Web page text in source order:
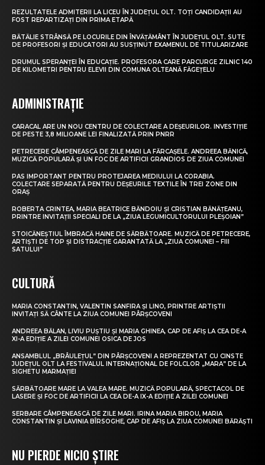
REZULTATELE ADMITERII LA LICEU ÎN JUDEȚUL OLT. TOȚI CANDIDAȚII AU
FOST REPARTIZAȚI DIN PRIMA ETAPĂ
BĂTĂLIE STRÂNSĂ PE LOCURILE DIN ÎNVĂȚĂMÂNT ÎN JUDEȚUL OLT. SUTE
DE PROFESORI ȘI EDUCATORI AU SUSȚINUT EXAMENUL DE TITULARIZARE
DRUMUL SPERANȚEI ÎN EDUCAȚIE. PROFESORA CARE PARCURGE ZILNIC 140
DE KILOMETRI PENTRU ELEVII DIN COMUNA OLTEANĂ FĂGEȚELU
ADMINISTRAȚIE
CARACAL ARE UN NOU CENTRU DE COLECTARE A DEȘEURILOR. INVESTIȚIE
DE PESTE 3,8 MILIOANE LEI FINALIZATĂ PRIN PNRR
PETRECERE CÂMPENEASCĂ DE ZILE MARI LA FĂRCAȘELE. ANDREEA BĂNICĂ,
MUZICĂ POPULARĂ ȘI UN FOC DE ARTIFICII GRANDIOS DE ZIUA COMUNEI
PAS IMPORTANT PENTRU PROTEJAREA MEDIULUI LA CORABIA.
COLECTARE SEPARATĂ PENTRU DEȘEURILE TEXTILE ÎN TREI ZONE DIN
ORAȘ
ROBERTA CRINTEA, MARIA BEATRICE BĂNDOIU ȘI CRISTIAN BĂNĂȚEANU,
PRINTRE INVITAȚII SPECIALI DE LA „ZIUA LEGUMICULTORULUI PLEȘOIAN”
STOICĂNEȘTIUL ÎMBRACĂ HAINE DE SĂRBĂTOARE. MUZICĂ DE PETRECERE,
ARTIȘTI DE TOP ȘI DISTRACȚIE GARANTATĂ LA „ZIUA COMUNEI – FIII
SATULUI”
CULTURĂ
MARIA CONSTANTIN, VALENTIN SANFIRA ȘI LINO, PRINTRE ARTIȘTII
INVITAȚI SĂ CÂNTE LA ZIUA COMUNEI PÂRȘCOVENI
ANDREEA BĂLAN, LIVIU PUȘTIU ȘI MARIA GHINEA, CAP DE AFIȘ LA CEA DE-A
XI-A EDIȚIE A ZILEI COMUNEI OSICA DE JOS
ANSAMBLUL „BRÂULEȚUL” DIN PÂRȘCOVENI A REPREZENTAT CU CINSTE
JUDEȚUL OLT LA FESTIVALUL INTERNAȚIONAL DE FOLCLOR „MARA” DE LA
SIGHETU MARMAȚIEI
SĂRBĂTOARE MARE LA VALEA MARE. MUZICĂ POPULARĂ, SPECTACOL DE
LASERE ȘI FOC DE ARTIFICII LA CEA DE-A IX-A EDIȚIE A ZILEI COMUNEI
SERBARE CÂMPENEASCĂ DE ZILE MARI. IRINA MARIA BIROU, MARIA
CONSTANTIN ȘI LAVINIA BÎRSOGHE, CAP DE AFIȘ LA ZIUA COMUNEI BĂRĂȘTI
NU PIERDE NICIO ȘTIRE